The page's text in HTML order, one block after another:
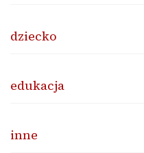
dziecko
edukacja
inne